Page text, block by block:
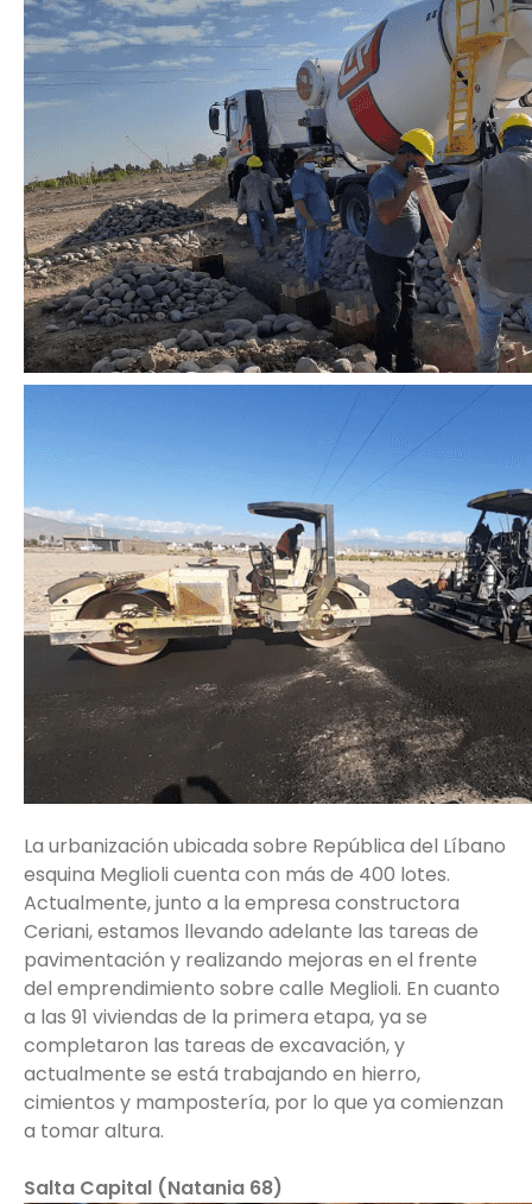
La urbanización ubicada sobre República del Líbano
esquina Meglioli cuenta con más de 400 lotes.
Actualmente, junto a la empresa constructora
Ceriani, estamos llevando adelante las tareas de
pavimentación y realizando mejoras en el frente
del emprendimiento sobre calle Meglioli. En cuanto
a las 91 viviendas de la primera etapa, ya se
completaron las tareas de excavación, y
actualmente se está trabajando en hierro,
cimientos y mampostería, por lo que ya comienzan
a tomar altura.
Salta Capital (Natania 68)